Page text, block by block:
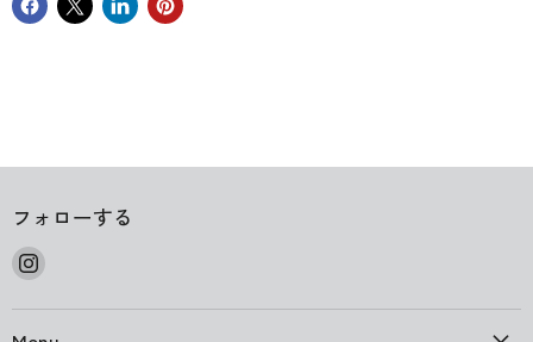
フォローする
Instagram
見
つ